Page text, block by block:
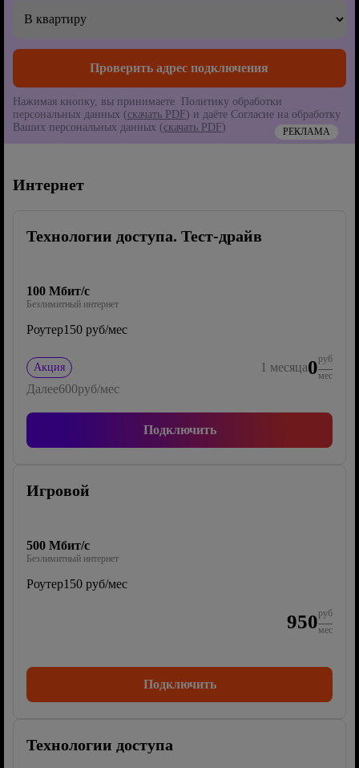
Нажимая кнопку, вы принимаете Политику обработки
персональных данных (скачать PDF) и даёте Согласие на обработку
Ваших персональных данных (скачать PDF) РЕКЛАМА
Интернет
Технологии доступа. Тест-драйв
100 Мбит/с
Безлимитный интернет
Роутер150 руб/мес
Акция 1 месяца0руб
мес
Далее600руб/мес
Подключить
Игровой
500 Мбит/с
Безлимитный интернет
Роутер150 руб/мес
950руб
мес
Подключить
Технологии доступа